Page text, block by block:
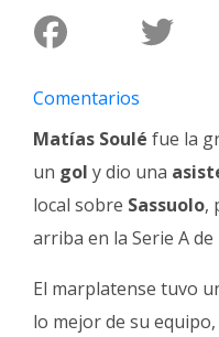
Cartelera
de
Familia
Clasificados
Fúnebres
Comentarios
Matías Soulé fue la
un gol y dio una
local sobre Sassuolo,
arriba en la Serie A de
El marplatense tuvo
lo mejor de su